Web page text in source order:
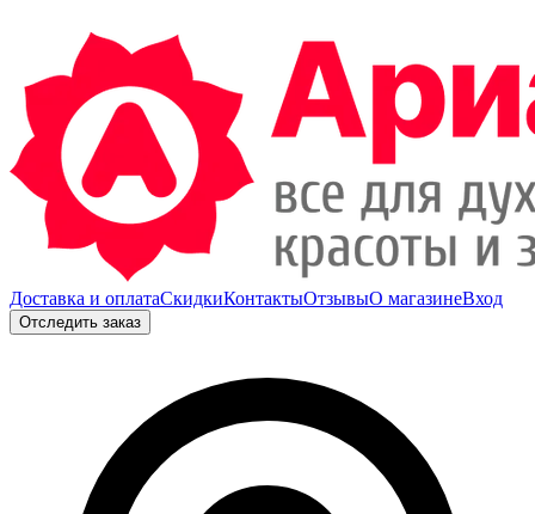
Доставка и оплатаСкидкиКонтактыОтзывыО магазинеВход
Отследить заказ